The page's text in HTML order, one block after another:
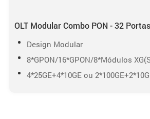
OLT Modular Combo PON - 32 Portas
Design Modular
8*GPON/16*GPON/8*Módulos
4*25GE+4*10GE ou